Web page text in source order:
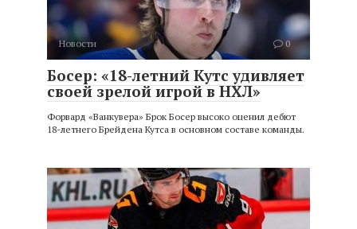
Новости 0
Босер: «18-летний Кутс удивляет
своей зрелой игрой в НХЛ»
Форвард «Ванкувера» Брок Босер высоко оценил дебют
18-летнего Брейдена Кутса в основном составе команды.